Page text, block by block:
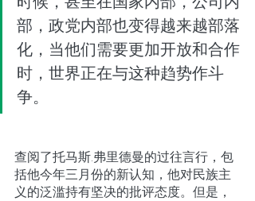
部，政党内部也变得越来越部落
化，当他们需要更加开放和合作
时，世界正在与这种趋势作斗
争。
查阅了托马斯.弗里德曼的过往言行，包
括他今年三月份的新认知，他对民族主
义的泛滥持有坚决的批评态度。但是，